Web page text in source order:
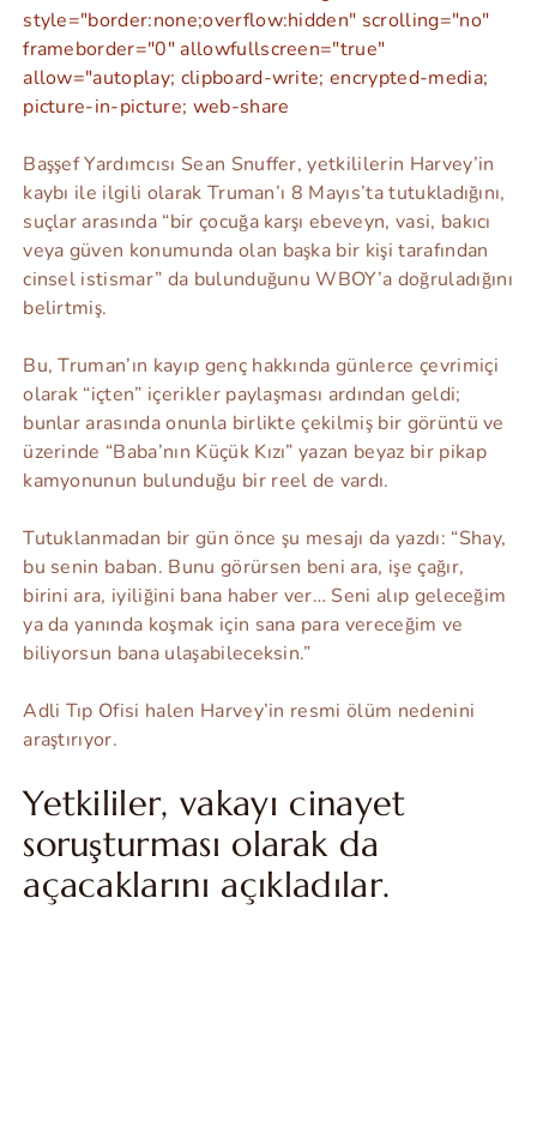
style="border:none;overflow:hidden" scrolling="no"
frameborder="0" allowfullscreen="true"
allow="autoplay; clipboard-write; encrypted-media;
picture-in-picture; web-share
Başşef Yardımcısı Sean Snuffer, yetkililerin Harvey’in
kaybı ile ilgili olarak Truman’ı 8 Mayıs’ta tutukladığını,
suçlar arasında “bir çocuğa karşı ebeveyn, vasi, bakıcı
veya güven konumunda olan başka bir kişi tarafından
cinsel istismar” da bulunduğunu WBOY’a doğruladığını
belirtmiş.
Bu, Truman’ın kayıp genç hakkında günlerce çevrimiçi
olarak “içten” içerikler paylaşması ardından geldi;
bunlar arasında onunla birlikte çekilmiş bir görüntü ve
üzerinde “Baba’nın Küçük Kızı” yazan beyaz bir pikap
kamyonunun bulunduğu bir reel de vardı.
Tutuklanmadan bir gün önce şu mesajı da yazdı: “Shay,
bu senin baban. Bunu görürsen beni ara, işe çağır,
birini ara, iyiliğini bana haber ver… Seni alıp geleceğim
ya da yanında koşmak için sana para vereceğim ve
biliyorsun bana ulaşabileceksin.”
Adli Tıp Ofisi halen Harvey’in resmi ölüm nedenini
araştırıyor.
Yetkililer, vakayı cinayet
soruşturması olarak da
açacaklarını açıkladılar.